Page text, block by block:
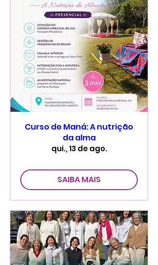
Curso de Maná: A nutrição
da alma
qui., 13 de ago.
SAIBA MAIS